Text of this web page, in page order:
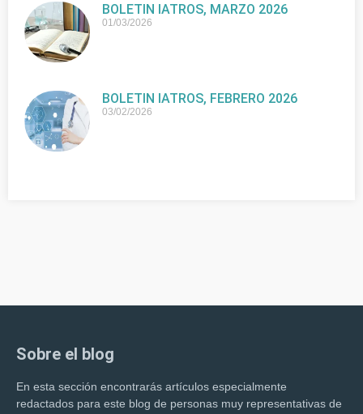
BOLETIN IATROS, MARZO 2026
01/03/2026
BOLETIN IATROS, FEBRERO 2026
03/02/2026
Sobre el blog
En esta sección encontrarás artículos especialmente
redactados para este blog de personas muy representativas de